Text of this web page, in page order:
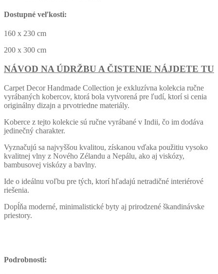
Dostupné veľkosti:
160 x 230 cm
200 x 300 cm
NÁVOD NA ÚDRŽBU A ČISTENIE NÁJDETE TU
Carpet Decor Handmade Collection je exkluzívna kolekcia ručne
vyrábaných kobercov, ktorá bola vytvorená pre ľudí, ktorí si cenia
originálny dizajn a prvotriedne materiály.
Koberce z tejto kolekcie sú ručne vyrábané v Indii, čo im dodáva
jedinečný charakter.
Vyznačujú sa najvyššou kvalitou, získanou vďaka použitiu vysoko
kvalitnej vlny z Nového Zélandu a Nepálu, ako aj viskózy,
bambusovej viskózy a bavlny.
Ide o ideálnu voľbu pre tých, ktorí hľadajú netradičné interiérové ​​
riešenia.
Dopĺňa moderné, minimalistické byty aj prirodzené škandinávske
priestory.
Podrobnosti: